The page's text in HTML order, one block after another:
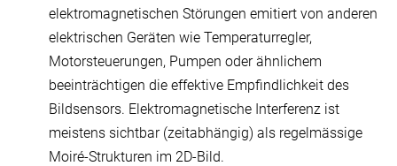
elektromagnetischen Störungen emitiert von anderen
elektrischen Geräten wie Temperaturregler,
Motorsteuerungen, Pumpen oder ähnlichem
beeinträchtigen die effektive Empfindlichkeit des
Bildsensors. Elektromagnetische Interferenz ist
meistens sichtbar (zeitabhängig) als regelmässige
Moiré-Strukturen im 2D-Bild.